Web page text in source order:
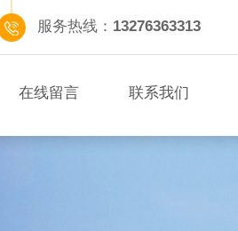
服务热线： 13276363313
在线留言 联系我们